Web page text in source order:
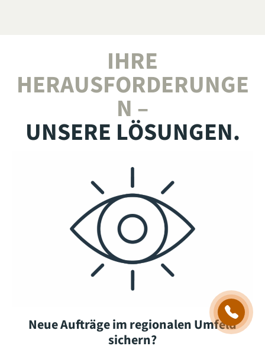
IHRE
HERAUSFORDERUNGE
N –
UNSERE LÖSUNGEN.
Neue Aufträge im regionalen Umfeld
sichern?